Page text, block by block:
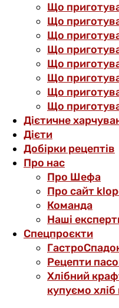
Що
Що
Що
Що
Що
Що
Що
Що
Дієтичне
Дієти
Добірки рецептів
Про нас
Про Шефа
Про сайт
Команда
Наші
Спецпроєкти
Рецепти
Хлібний
купуємо хліб